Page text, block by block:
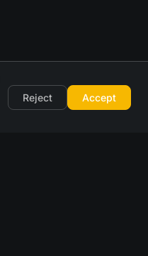
Reject Accept